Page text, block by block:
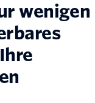
wenigen